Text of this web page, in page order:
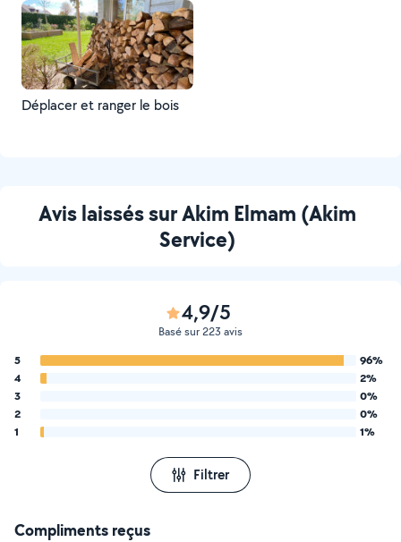
Déplacer et ranger le bois
Avis laissés sur Akim Elmam (Akim
Service)
4,9/5
Basé sur 223 avis
5
96%
4
2%
3
0%
2
0%
1
1%
Filtrer
Compliments reçus